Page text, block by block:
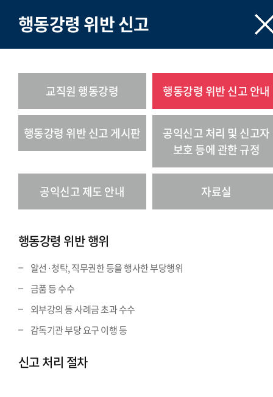
행동강령 위반 신고
교직원 행동강령 행동강령 위반 신고 안내
행동강령 위반 신고 게시판
공익신고 처리 및 신고자
보호 등에 관한 규정
공익신고 제도 안내 자료실
행동강령 위반 행위
알선·청탁, 직무권한 등을 행사한 부당행위
금품 등 수수
외부강의 등 사례금 초과 수수
감독기관 부당 요구 이행 등
신고 처리 절차